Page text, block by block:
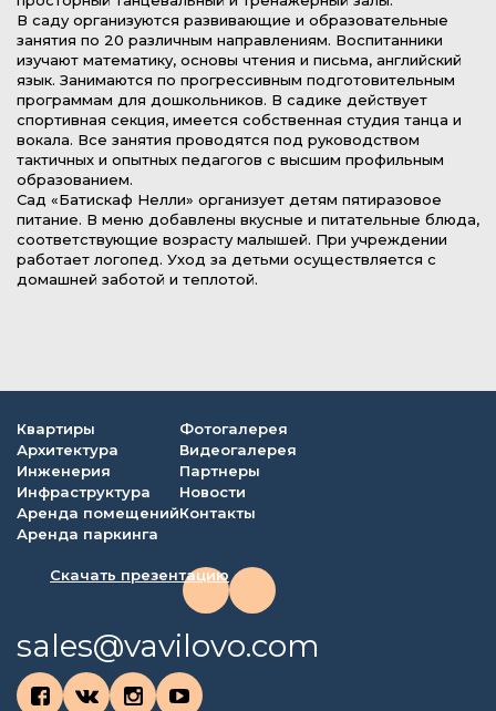
В саду организуются развивающие и образовательные
занятия по 20 различным направлениям. Воспитанники
изучают математику, основы чтения и письма, английский
язык. Занимаются по прогрессивным подготовительным
программам для дошкольников. В садике действует
спортивная секция, имеется собственная студия танца и
вокала. Все занятия проводятся под руководством
тактичных и опытных педагогов с высшим профильным
образованием.
Сад «Батискаф Нелли» организует детям пятиразовое
питание. В меню добавлены вкусные и питательные блюда,
соответствующие возрасту малышей. При учреждении
работает логопед. Уход за детьми осуществляется с
домашней заботой и теплотой.
Квартиры
Архитектура
Инженерия
Инфраструктура
Аренда помещений
Аренда паркинга
Фотогалерея
Видеогалерея
Партнеры
Новости
Контакты
Скачать презентацию
sales@vavilovo.com